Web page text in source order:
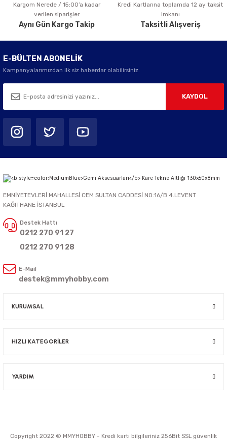
Gönder
Kargom Nerede / 15:00’a kadar
verilen siparişler
Aynı Gün Kargo Takip
Kredi Kartlarına toplamda 12 ay taksit
imkanı
Taksitli Alışveriş
E-BÜLTEN ABONELİK
Kampanyalarımızdan ilk siz haberdar olabilirsiniz.
KAYDOL
EMNİYETEVLERİ MAHALLESİ CEM SULTAN CADDESİ NO:16/B 4.LEVENT
KAĞITHANE İSTANBUL
Destek Hattı
0212 270 91 27
0212 270 91 28
E-Mail
destek@mmyhobby.com
KURUMSAL
HIZLI KATEGORİLER
YARDIM
Copyright 2022 © MMYHOBBY - Kredi kartı bilgileriniz 256Bit SSL güvenlik